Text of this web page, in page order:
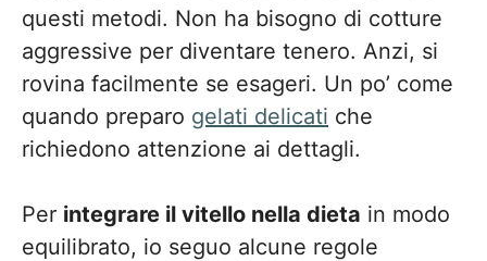
questi metodi. Non ha bisogno di cotture
aggressive per diventare tenero. Anzi, si
rovina facilmente se esageri. Un po’ come
quando preparo gelati delicati che
richiedono attenzione ai dettagli.
Per integrare il vitello nella dieta in modo
equilibrato, io seguo alcune regole